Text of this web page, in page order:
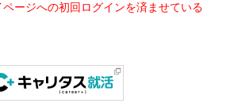
ージへの初回ログインを済ませている